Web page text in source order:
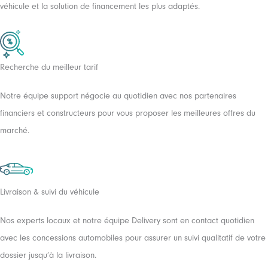
LLD 37 mois
VOLVO EX40
NOUS CONTACTER
LLD 37 mois
45000 km
véhicule et la solution de financement les plus adaptés.
Recherche du meilleur tarif
Notre équipe support négocie au quotidien avec nos partenaires
financiers et constructeurs pour vous proposer les meilleures offres du
marché.
Livraison & suivi du véhicule
Nos experts locaux et notre équipe Delivery sont en contact quotidien
avec les concessions automobiles pour assurer un suivi qualitatif de votre
dossier jusqu’à la livraison.